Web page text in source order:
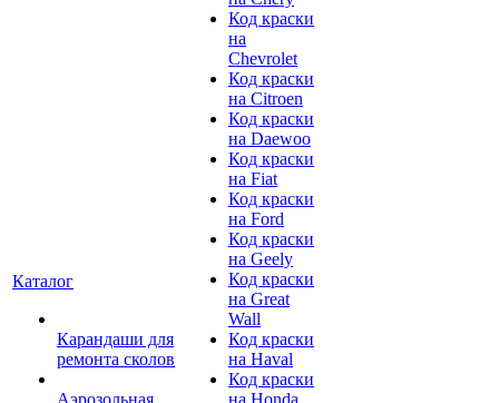
Каталог
Карандаши для
ремонта сколов
Аэрозольная
Код краски
на
Chevrolet
Код краски
на Citroen
Код краски
на Daewoo
Код краски
на Fiat
Код краски
на Ford
Код краски
на Geely
Код краски
на Great
Wall
Код краски
на Haval
Код краски
на Honda